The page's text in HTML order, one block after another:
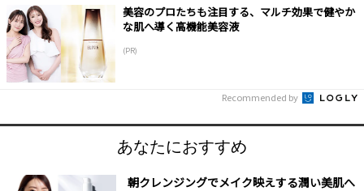
美容のプロたちも注目する、マルチ効果で健やか
な肌へ導く高機能美容液
(PR)
Recommended by
あなたにおすすめ
朝クレンジングでメイク映えする潤い美肌へ